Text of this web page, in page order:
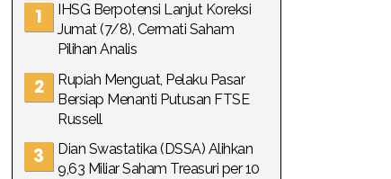
IHSG Berpotensi Lanjut Koreksi
Jumat (7/8), Cermati Saham
Pilihan Analis
Rupiah Menguat, Pelaku Pasar
Bersiap Menanti Putusan FTSE
Russell
Dian Swastatika (DSSA) Alihkan
9,63 Miliar Saham Treasuri per 10